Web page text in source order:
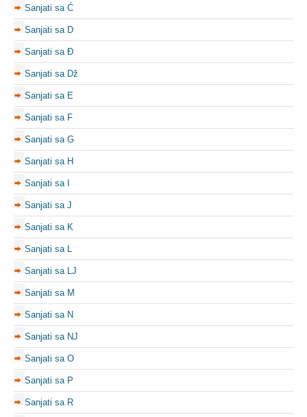
Sanjati sa Ć
Sanjati sa D
Sanjati sa Đ
Sanjati sa Dž
Sanjati sa E
Sanjati sa F
Sanjati sa G
Sanjati sa H
Sanjati sa I
Sanjati sa J
Sanjati sa K
Sanjati sa L
Sanjati sa LJ
Sanjati sa M
Sanjati sa N
Sanjati sa NJ
Sanjati sa O
Sanjati sa P
Sanjati sa R